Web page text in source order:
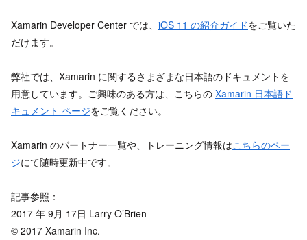
Xamarin Developer Center では、 iOS 11 の紹介ガイドをご覧いた
だけます。
弊社では、Xamarin に関するさまざまな日本語のドキュメントを
用意しています。ご興味のある方は、こちらの Xamarin 日本語ド
キュメント ページをご覧ください。
Xamarin のパートナー一覧や、トレーニング情報はこちらのペー
ジにて随時更新中です。
記事参照：
2017 年 9月 17日 Larry O’Brien
© 2017 Xamarin Inc.